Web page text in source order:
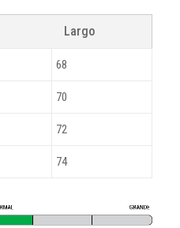
Largo
68
70
72
74